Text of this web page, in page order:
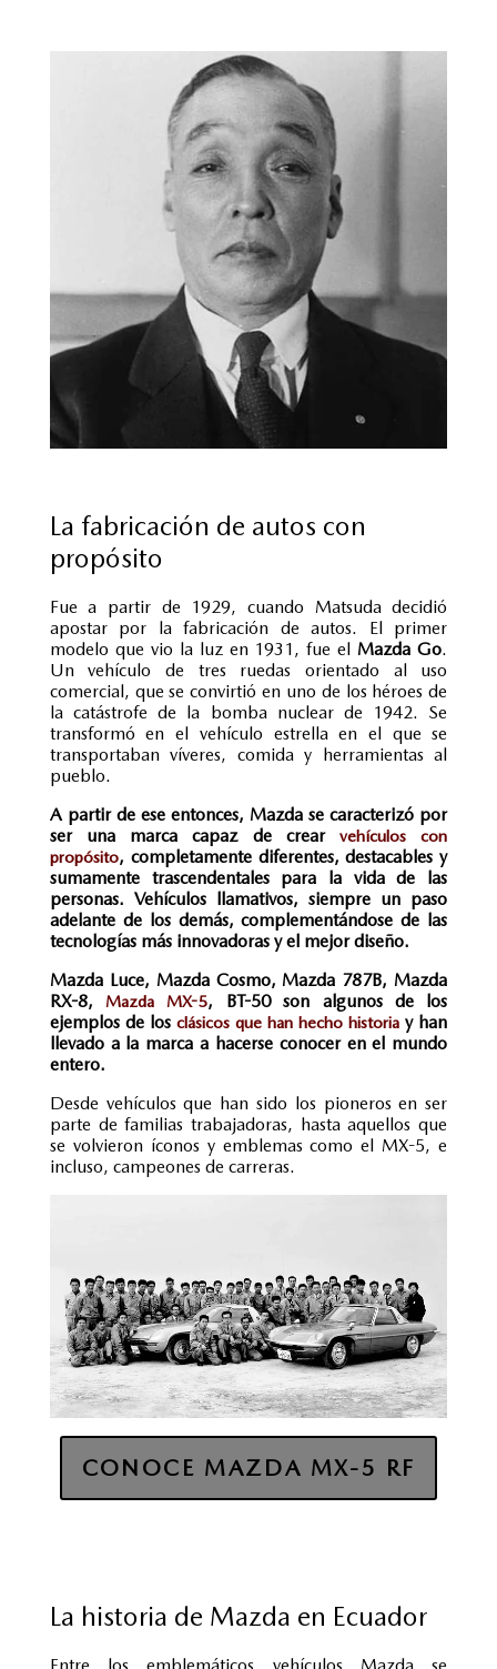
La fabricación de autos con
propósito
Fue a partir de 1929, cuando Matsuda decidió
apostar por la fabricación de autos. El primer
modelo que vio la luz en 1931, fue el Mazda Go.
Un vehículo de tres ruedas orientado al uso
comercial, que se convirtió en uno de los héroes de
la catástrofe de la bomba nuclear de 1942. Se
transformó en el vehículo estrella en el que se
transportaban víveres, comida y herramientas al
pueblo.
A partir de ese entonces, Mazda se caracterizó por
ser una marca capaz de crearvehículos con
propósito, completamente diferentes, destacables y
sumamente trascendentales para la vida de las
personas. Vehículos llamativos, siempre un paso
adelante de los demás, complementándose de las
tecnologías más innovadoras y el mejor diseño.
Mazda Luce, Mazda Cosmo, Mazda 787B, Mazda
RX-8,Mazda MX-5, BT-50 son algunos de los
ejemplos de los clásicos que han hecho historia y han
llevado a la marca a hacerse conocer en el mundo
entero.
Desde vehículos que han sido los pioneros en ser
parte de familias trabajadoras, hasta aquellos que
se volvieron íconos y emblemas como el MX-5, e
incluso, campeones de carreras.
CONOCE MAZDA MX-5 RF
La historia de Mazda en Ecuador